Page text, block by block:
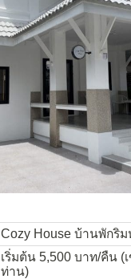
Cozy House บ้านพักริ
เริ่มต้น 5,500 บาท/คืน (
ท่าน)